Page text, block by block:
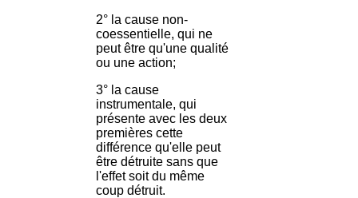
2° la cause non-
coessentielle, qui ne
peut être qu'une qualité
ou une action;
3° la cause
instrumentale, qui
présente avec les deux
premières cette
différence qu'elle peut
être détruite sans que
l'effet soit du même
coup détruit.